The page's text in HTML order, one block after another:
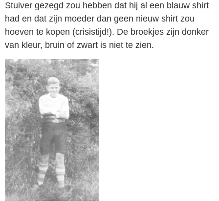
Stuiver gezegd zou hebben dat hij al een blauw shirt
had en dat zijn moeder dan geen nieuw shirt zou
hoeven te kopen (crisistijd!). De broekjes zijn donker
van kleur, bruin of zwart is niet te zien.